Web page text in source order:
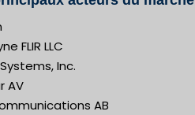
FLIR LLC
Inc.
AV
AB